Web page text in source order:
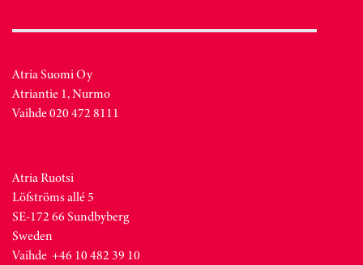
Atria Suomi Oy
Atriantie 1, Nurmo
Vaihde 020 472 8111
Atria Ruotsi
Löfströms allé 5
SE-172 66 Sundbyberg
Sweden
Vaihde +46 10 482 39 10